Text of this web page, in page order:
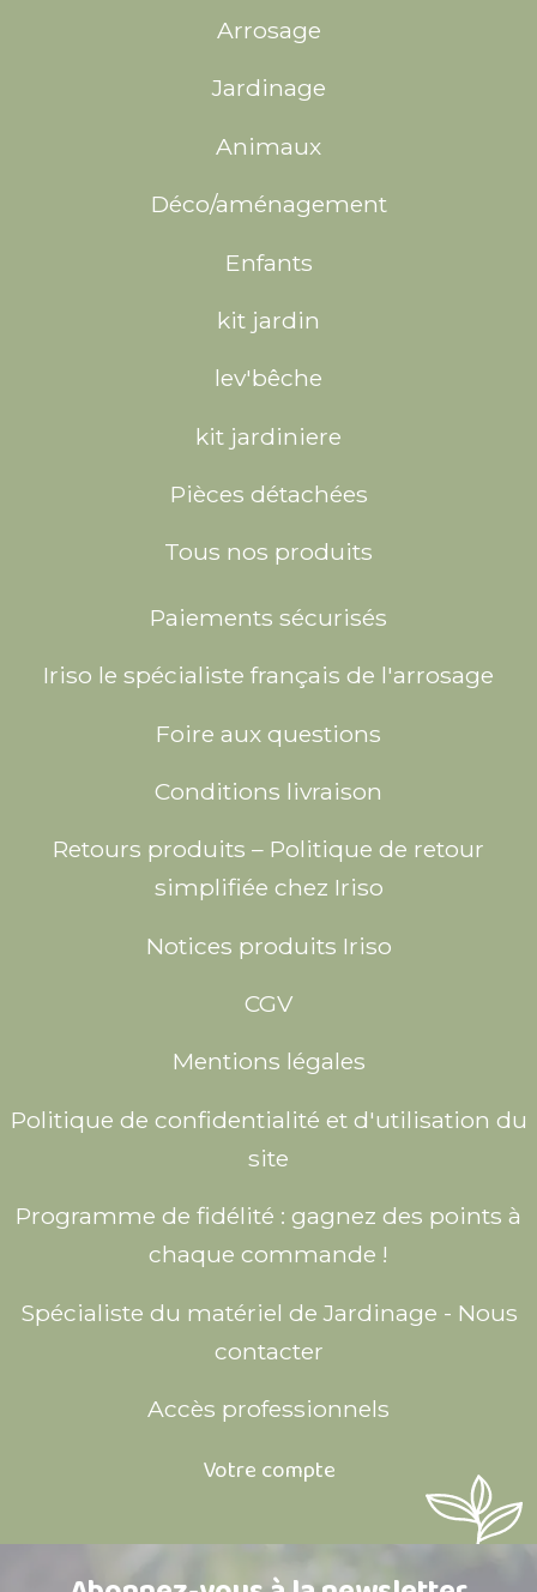
Arrosage
Jardinage
Animaux
Déco/aménagement
Enfants
kit jardin
lev'bêche
kit jardiniere
Pièces détachées
Tous nos produits
Paiements sécurisés
Iriso le spécialiste français de l'arrosage
Foire aux questions
Conditions livraison
Retours produits – Politique de retour
simplifiée chez Iriso
Notices produits Iriso
CGV
Mentions légales
Politique de confidentialité et d'utilisation du
site
Programme de fidélité : gagnez des points à
chaque commande !
Spécialiste du matériel de Jardinage - Nous
contacter
Accès professionnels
Votre compte